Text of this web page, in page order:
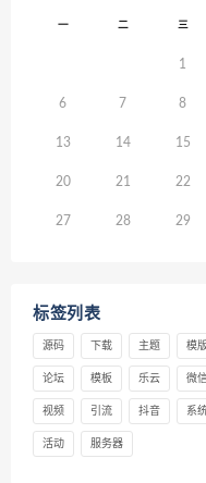
一 二 三
1
6 7 8
13 14 15
20 21 22
27 28 29
标签列表
源码 下载 主题 模
论坛 模板 乐云 微
视频 引流 抖音 系
活动 服务器